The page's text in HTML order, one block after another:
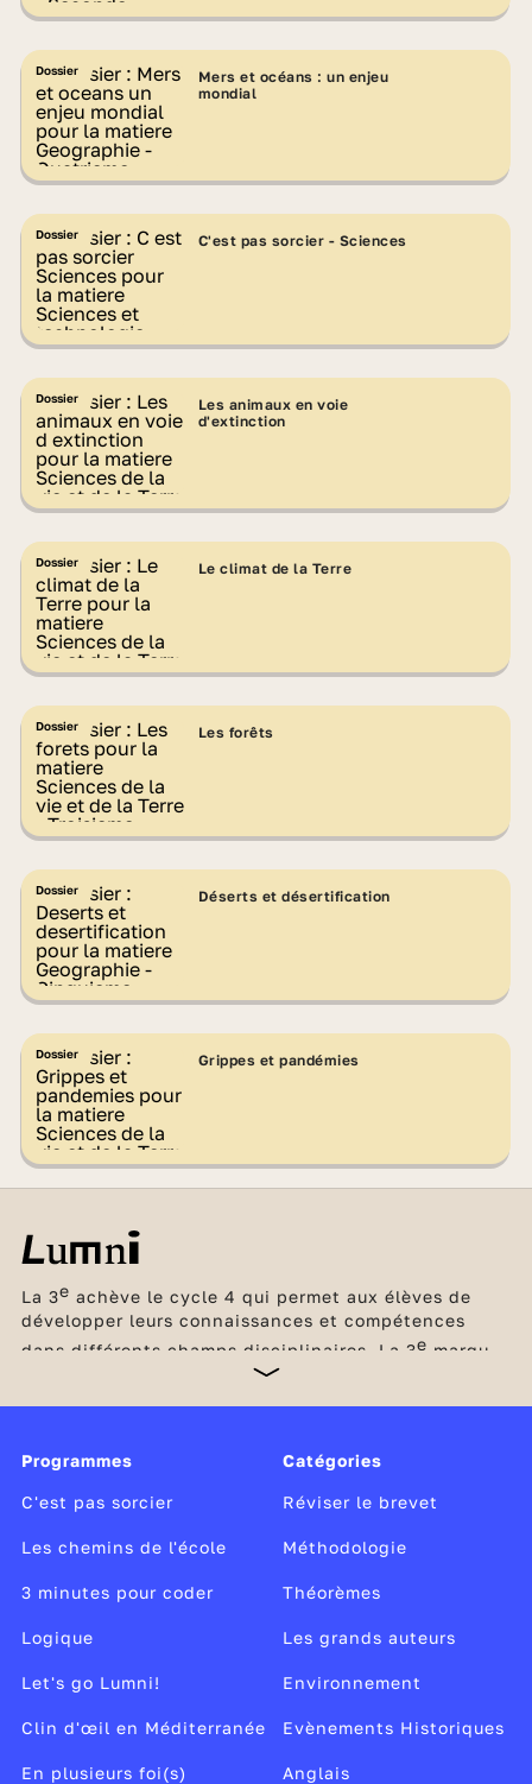
Dossier
Mers et océans : un enjeu
mondial
Dossier C'est pas sorcier - Sciences
Dossier
Les animaux en voie
d'extinction
Dossier Le climat de la Terre
Dossier Les forêts
Dossier Déserts et désertification
Dossier Grippes et pandémies
La 3e achève le cycle 4 qui permet aux élèves de
développer leurs connaissances et compétences
dans différents champs disciplinaires. La 3e marque
un tournant, car elle clôt le collège et prépare le
élèves de découvrir concrètement le monde du
travail lors d’un stage d’observation en entreprise et
de réfléchir à leurs envies de métier.
Programmes
C'est pas sorcier
Les chemins de l'école
3 minutes pour coder
Logique
Let's go Lumni!
Clin d'œil en Méditerranée
En plusieurs foi(s)
Catégories
Réviser le brevet
Méthodologie
Théorèmes
Les grands auteurs
Environnement
Evènements Historiques
Anglais